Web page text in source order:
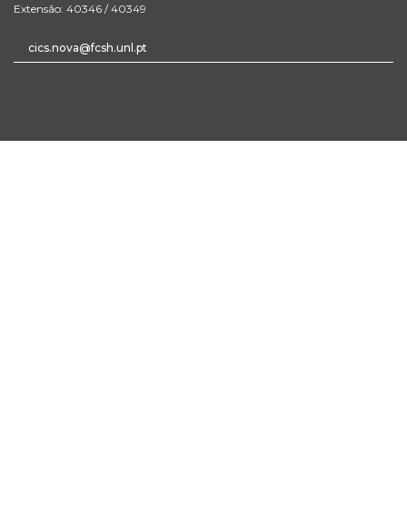
Extensão: 40346 / 40349
cics.nova@fcsh.unl.pt